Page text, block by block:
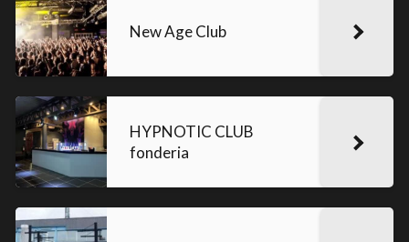
New Age Club
HYPNOTIC CLUB
fonderia